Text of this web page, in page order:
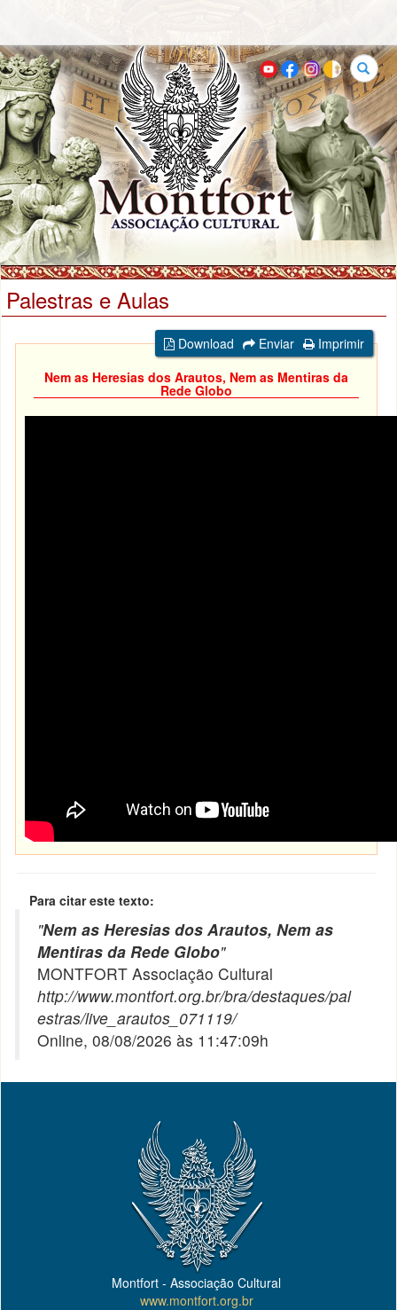
Buscar
Palestras e Aulas
Download Enviar
Imprimir
Nem as Heresias dos Arautos, Nem as Mentiras da
Rede Globo
Para citar este texto:
"Nem as Heresias dos Arautos, Nem as
Mentiras da Rede Globo"
MONTFORT Associação Cultural
http://www.montfort.org.br/bra/destaques/pal
estras/live_arautos_071119/
Online, 08/08/2026 às 11:47:09h
Montfort - Associação Cultural
www.montfort.org.br